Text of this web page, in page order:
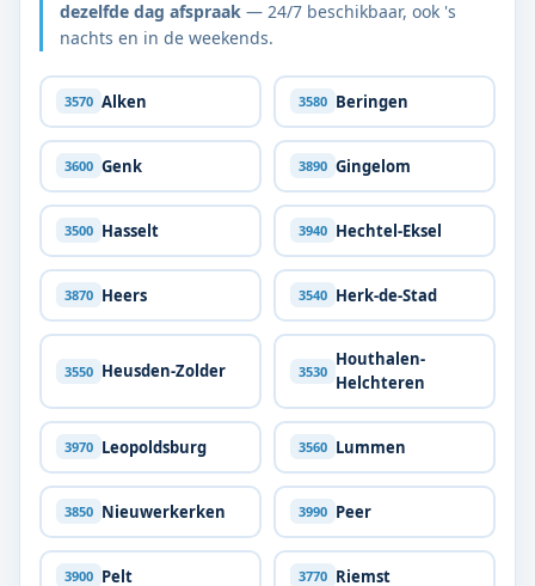
dezelfde dag afspraak — 24/7 beschikbaar, ook 's
nachts en in de weekends.
3570 Alken 3580 Beringen
3600 Genk 3890 Gingelom
3500 Hasselt 3940 Hechtel-Eksel
3870 Heers 3540 Herk-de-Stad
3550 Heusden-Zolder 3530
Houthalen-
Helchteren
3970 Leopoldsburg 3560 Lummen
3850 Nieuwerkerken 3990 Peer
3900 Pelt 3770 Riemst